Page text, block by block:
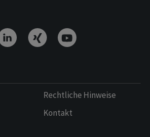
Rechtliche Hinweise
Kontakt